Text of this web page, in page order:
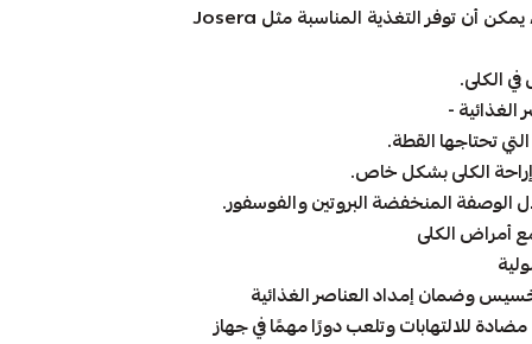
هل تعاني قطتك من مرض الكلى؟ في مثل هذه الحالات، يمكن أن توفر التغذية المناسبة مثل Josera
الكلى.
تحتاجها القطة.
الكلى بشكل خاص.
الوصفة المنخفضة البروتين والفوسفور.
أمراض الكلى
وضمان إمداد العناصر الغذائية
3 الدهنية ، وهي مضادة للالتهابات وتلعب دورًا مهمًا في جهاز